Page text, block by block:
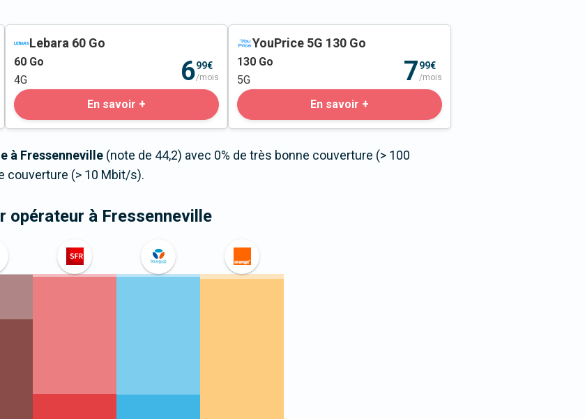
Lebara 60 Go
60 Go
4G
699€
/mois
En savoir +
YouPrice 5G 130 Go
130 Go
5G
799€
/mois
En savoir +
à Fressenneville (note de 44,2) avec 0% de très bonne couverture (> 100
couverture (> 10 Mbit/s).
opérateur à Fressenneville